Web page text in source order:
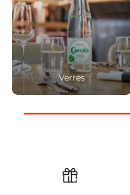
Verres